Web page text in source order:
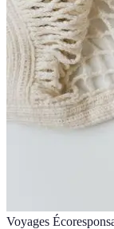
Voyages